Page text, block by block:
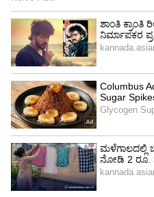
ಮೊದಲ ಪ್ರಯತ್ನ ವಿಫಲ,
ಸಿಯಾ ಕೊಲೆ ಮಾಡಲು
ಆರಿಸಿಕೊಂಡಿದ್ದಳು. ಸಹ್ಯಾದ್ರಿ
ಮಟ್ಟದಿಂದ ಸುಮಾರು 3,300
ಲೋನಾವಾಲದ ಲೋಹಗಡ
ಆಗಿತ್ತು.
ಮೇ 31ರಂದು ಸಿಯಾ